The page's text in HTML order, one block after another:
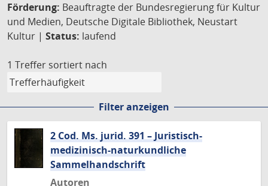
Förderung: Beauftragte der Bundesregierung für Kultur
und Medien, Deutsche Digitale Bibliothek, Neustart
Kultur | Status: laufend
1 Treffer sortiert nach
Filter anzeigen
2 Cod. Ms. jurid. 391 – Juristisch-
medizinisch-naturkundliche
Sammelhandschrift
Autoren